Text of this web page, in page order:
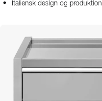
Italiensk design og produktion